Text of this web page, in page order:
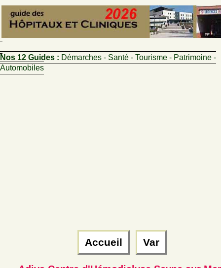
Nos 12 Guides : Démarches - Santé - Tourisme - Patrimoine -
Automobiles
Accueil Var